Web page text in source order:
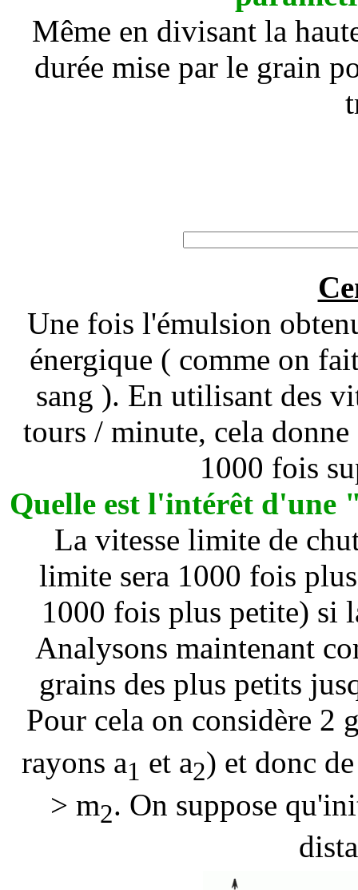
Même en divisant la
durée mise par le grain
Une fois l'émulsion
énergique ( comme on
sang ). En utilisant des
tours / minute, cela
1000 fois
Quelle est l'intérêt d'une
La vitesse limite de
limite sera 1000 fois
1000 fois plus petite) si
Analysons maintenant
grains des plus petits
Pour cela on considère 2
rayons a1 et a2) et donc
> m2. On suppose